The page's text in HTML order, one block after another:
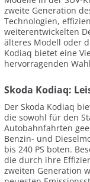
zweite Generation
Technologien,
weiterentwickelten
älteres Modell oder
Kodiaq bietet eine
hervorragenden
Skoda Kodiaq:
Der Skoda Kodiaq
die sowohl für den
Autobahnfahrten
Benzin- und
bis 240 PS boten.
die durch ihre
zweiten Generation